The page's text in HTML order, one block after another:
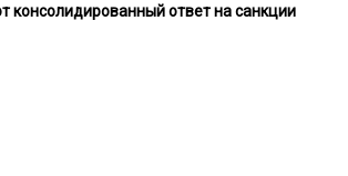
консолидированный ответ на санкции